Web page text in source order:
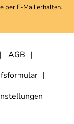
per E-Mail erhalten.
in anonymer Form
indem ich
anklicke. Die
AGB